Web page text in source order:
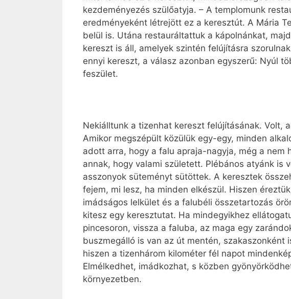
kezdeményezés szülőatyja. – A templomunk
eredményeként létrejött ez a keresztút. A Mária
belül is. Utána restauráltattuk a kápolnánkat,
kereszt is áll, amelyek szintén felújításra
ennyi kereszt, a válasz azonban egyszerű: Nyúl
feszület.
Nekiálltunk a tizenhat kereszt felújításának. Volt,
Amikor megszépült közülük egy-egy, minden
adott arra, hogy a falu apraja-nagyja, még a nem
annak, hogy valami született. Plébános atyánk is
asszonyok süteményt sütöttek. A keresztek
fejem, mi lesz, ha minden elkészül. Hiszen
imádságos lelkület és a falubéli összetartozás
kitesz egy keresztutat. Ha mindegyikhez
pincesoron, vissza a faluba, az maga egy
buszmegálló is van az út mentén,
hiszen a tizenhárom kilométer fél napot
Elmélkedhet, imádkozhat, s közben
környezetben.